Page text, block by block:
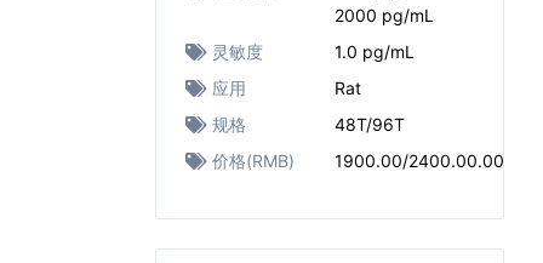
2000 pg/mL
灵敏度
1.0 pg/mL
应用
Rat
规格
48T/96T
价格(RMB)
1900.00/2400.00.00